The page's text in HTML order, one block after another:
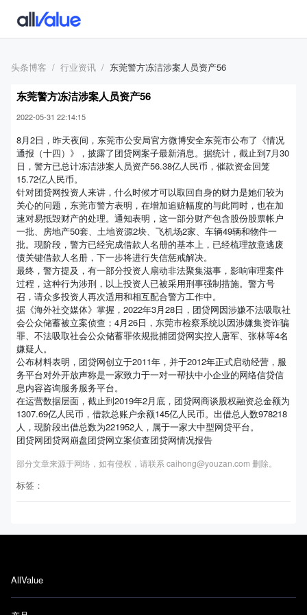
头条博客 行业资讯 东莞警方冻洁涉案人员资产56
东莞警方冻洁涉案人员资产56
2022-05-31 22:14:15
8月2日，昨天夜间，东莞市公安局官方微博安全东莞市公布了《情况
通报（十四）》，披露了团贷网案子最新消息。据统计，截止到7月30
日，警方已总计冻洁涉案人员资产56.38亿人民币，催款资金回笼
15.72亿人民币。
针对团贷网投资人来讲，什么时候才可以取回自身的财力是她们较为
关心的问题，东莞市警方表明，在增加追赃幅度的与此同时，也在加
速对易抵毁财产的处理。通知表明，这一部分财产包含股份股票帐户
一批、房地产50套、土地资源2块、飞机场2家、车辆49辆和物件一
批。现阶段，警方已经完成借款人名册的基本上，已经梳理故意逃废
债关键借款人名册，下一步将进行失信惩戒解决。
最终，警方提及，有一部分投资人扇动非法聚集滋事，影响审理案件
过程，这种行为涉刑，以上投资人已被采用刑事强制措施。警方号
召，请众多投资人再次适用和相互配合警方工作中。
据《海外社交媒体》掌握，2022年3月28日，团贷网因涉嫌不法吸取社
会公众储蓄被立案侦查；4月26日，东莞市检察系统以因涉嫌集资诈骗
罪、不法吸取社会公众储蓄罪依规批捕团贷网实控人唐军、张林等4名
嫌疑人。
公布材料表明，团贷网创立于2011年，并于2012年正式启动经营，服
务平台对外开放声称是一家致力于一对一帮扶中小企业的网络信贷信
息内容咨询服务服务平台。
在运营数据层面，截止到2019年2月底，团贷网商谈股权融资总金额为
1307.69亿人民币，借款总账户余额145亿人民币。出借总人数978218
人，现阶段出借总数为221952人，属于一家大中型网贷平台。
团贷网团贷网崩盘团贷网立案侦查团贷网情况报告
部分文章来源于网络，如有侵权，请联系 caihong@youzan.com 删除。
标签：
AllValue